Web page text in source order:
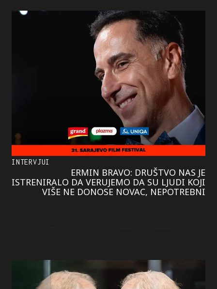
INTERVJUI
ERMIN BRAVO: DRUŠTVO NAS JE
ISTRENIRALO DA VERUJEMO DA SU LJUDI KOJI
VIŠE NE DONOSE NOVAC, NEPOTREBNI